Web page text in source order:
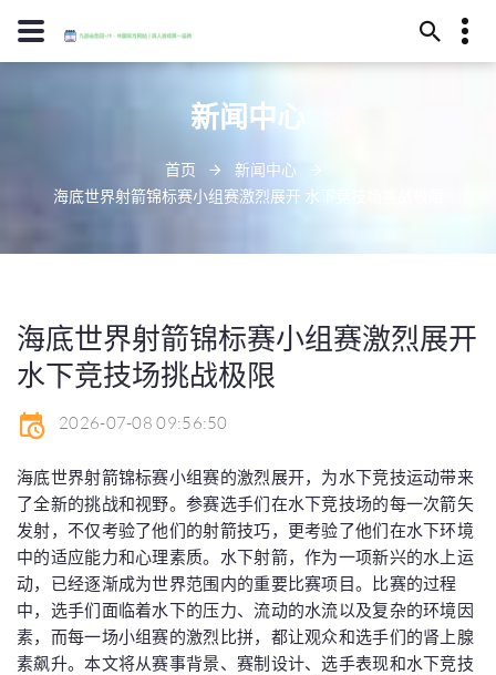
13594780211
淮南市勉酷城224号
新闻中心
首页
新闻中心
海底世界射箭锦标赛小组赛激烈展开 水下竞技场挑战极限
海底世界射箭锦标赛小组赛激烈展开
水下竞技场挑战极限
2026-07-08 09:56:50
海底世界射箭锦标赛小组赛的激烈展开，为水下竞技运动带来
了全新的挑战和视野。参赛选手们在水下竞技场的每一次箭矢
发射，不仅考验了他们的射箭技巧，更考验了他们在水下环境
中的适应能力和心理素质。水下射箭，作为一项新兴的水上运
动，已经逐渐成为世界范围内的重要比赛项目。比赛的过程
中，选手们面临着水下的压力、流动的水流以及复杂的环境因
素，而每一场小组赛的激烈比拼，都让观众和选手们的肾上腺
素飙升。本文将从赛事背景、赛制设计、选手表现和水下竞技